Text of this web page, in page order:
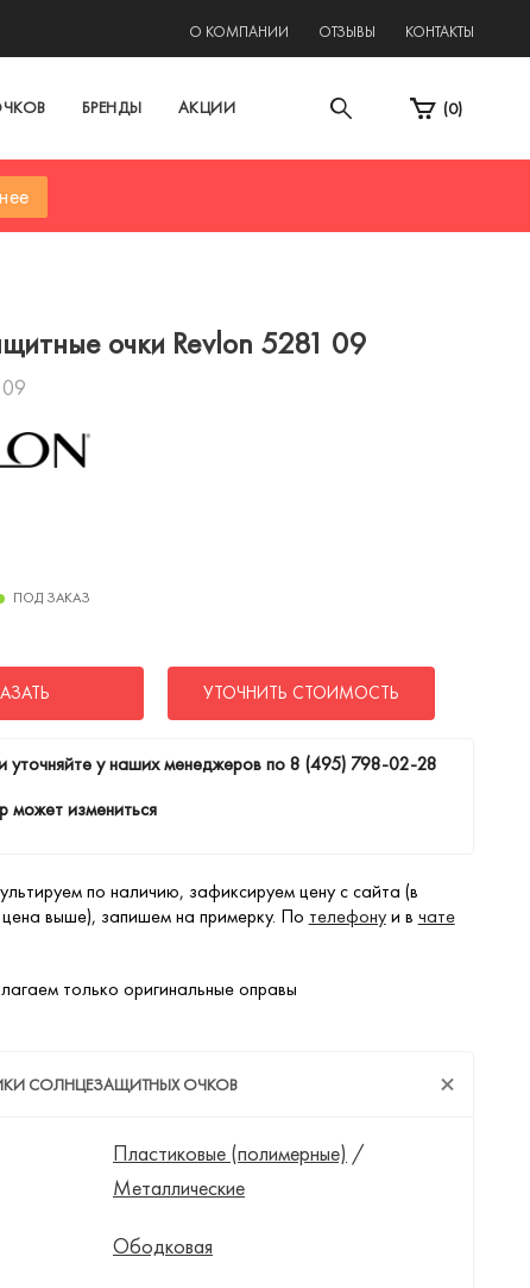
О КОМПАНИИ ОТЗЫВЫ КОНТАКТЫ
БРЕНДЫ АКЦИИ (0)
очки Revlon 5281 09
ПОД ЗАКАЗ
УТОЧНИТЬ СТОИМОСТЬ
уточняйте у наших менеджеров по8 (495) 798-02-28
может измениться
по наличию, зафиксируем цену с сайта (в
выше), запишем на примерку. По телефонуи в чате
только оригинальные оправы
СОЛНЦЕЗАЩИТНЫХ ОЧКОВ
Пластиковые (полимерные) /
Металлические
Ободковая